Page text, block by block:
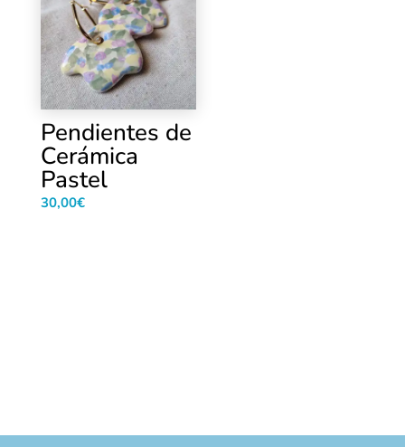
Pendientes de
Cerámica
Pastel
30,00€